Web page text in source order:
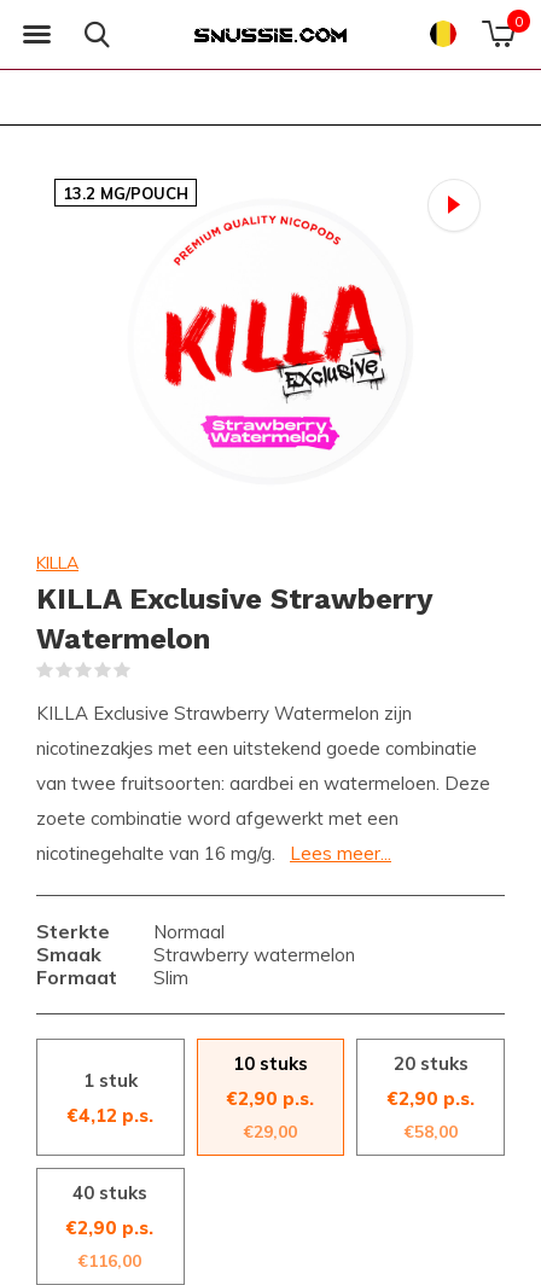
0
13.2 MG/POUCH
KILLA
KILLA Exclusive Strawberry
Watermelon
KILLA Exclusive Strawberry Watermelon zijn
nicotinezakjes met een uitstekend goede combinatie
van twee fruitsoorten: aardbei en watermeloen. Deze
zoete combinatie word afgewerkt met een
nicotinegehalte van 16 mg/g.
Lees meer...
Sterkte Normaal
Smaak Strawberry watermelon
Formaat Slim
1 stuk
€4,12 p.s.
10 stuks
€2,90 p.s.
€29,00
20 stuks
€2,90 p.s.
€58,00
40 stuks
€2,90 p.s.
€116,00